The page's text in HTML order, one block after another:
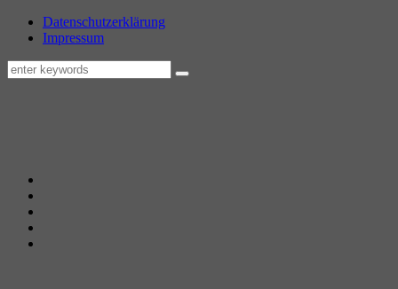
Datenschutzerklärung
Impressum